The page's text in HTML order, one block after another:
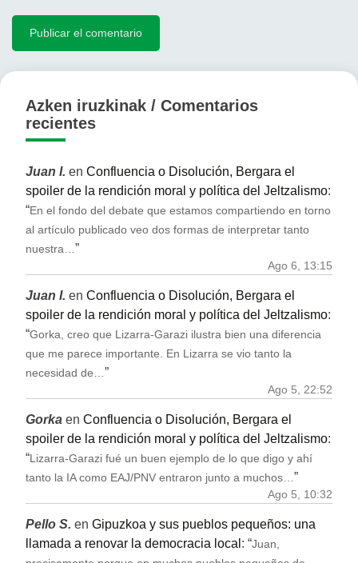
Azken iruzkinak / Comentarios
recientes
Juan I. en Confluencia o Disolución, Bergara el
spoiler de la rendición moral y política del Jeltzalismo:
“En el fondo del debate que estamos compartiendo en torno
al artículo publicado veo dos formas de interpretar tanto
nuestra…”
Ago 6, 13:15
Juan I. en Confluencia o Disolución, Bergara el
spoiler de la rendición moral y política del Jeltzalismo:
“Gorka, creo que Lizarra-Garazi ilustra bien una diferencia
que me parece importante. En Lizarra se vio tanto la
necesidad de… ”
Ago 5, 22:52
Gorka en Confluencia o Disolución, Bergara el
spoiler de la rendición moral y política del Jeltzalismo:
“ Lizarra-Garazi fué un buen ejemplo de lo que digo y ahí
tanto la IA como EAJ/PNV entraron junto a muchos… ”
Ago 5, 10:32
Pello S. en Gipuzkoa y sus pueblos pequeños: una
llamada a renovar la democracia local : “Juan,